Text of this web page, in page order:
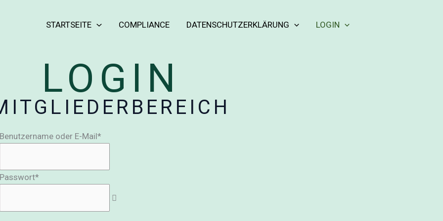
STARTSEITE COMPLIANCE DATENSCHUTZERKLÄRUNG LOGIN
LOGIN
Benutzername oder E-Mail*
Passwort*